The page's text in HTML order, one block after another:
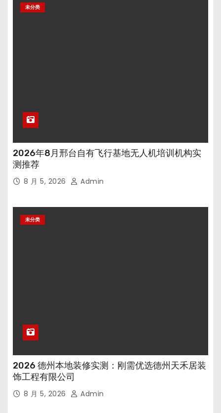
未分类
2026年8月邢台自有飞行基地无人机培训机构实
测推荐
8 月 5, 2026 Admin
未分类
2026 德州本地装修实测：刚需优选德州天禾居装
饰工程有限公司
8 月 5, 2026 Admin